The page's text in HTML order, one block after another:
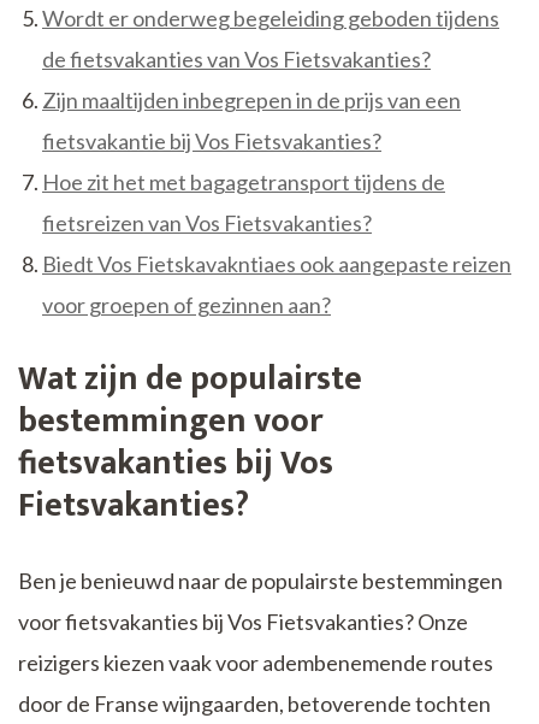
Wordt er onderweg begeleiding geboden tijdens
de fietsvakanties van Vos Fietsvakanties?
Zijn maaltijden inbegrepen in de prijs van een
fietsvakantie bij Vos Fietsvakanties?
Hoe zit het met bagagetransport tijdens de
fietsreizen van Vos Fietsvakanties?
Biedt Vos Fietskavakntiaes ook aangepaste reizen
voor groepen of gezinnen aan?
Wat zijn de populairste
bestemmingen voor
fietsvakanties bij Vos
Fietsvakanties?
Ben je benieuwd naar de populairste bestemmingen
voor fietsvakanties bij Vos Fietsvakanties? Onze
reizigers kiezen vaak voor adembenemende routes
door de Franse wijngaarden, betoverende tochten